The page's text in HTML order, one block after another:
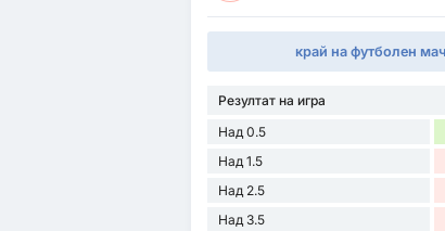
край на футболен мач
Резултат на игра
Над 0.5
Над 1.5
Над 2.5
Над 3.5